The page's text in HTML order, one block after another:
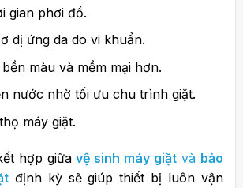
gian phơi đồ.
dị ứng da do vi khuẩn.
màu và mềm mại hơn.
nước nhờ tối ưu chu trình giặt.
máy giặt.
hợp giữavệ sinh máy giặt và bảo
định kỳ sẽ giúp thiết bị luôn vận